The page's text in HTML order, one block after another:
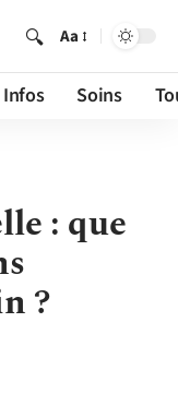
Aa
Infos Soins
: que
?